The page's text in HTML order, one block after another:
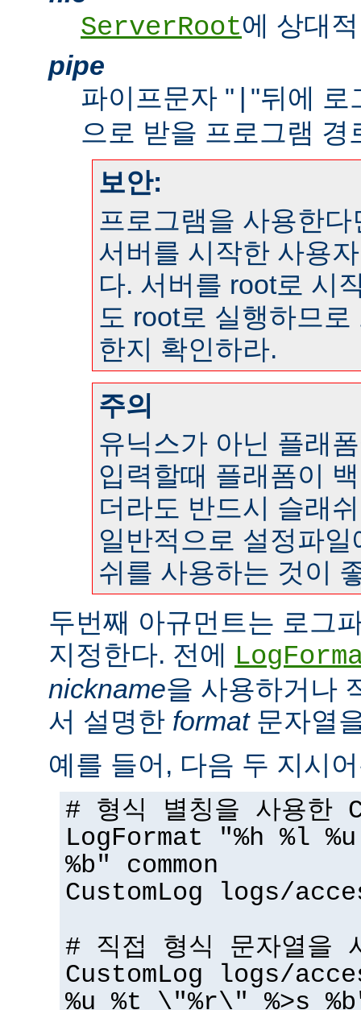
ServerRoot에 상대
pipe
파이프문자 " "뒤에 로
으로 받을 프로그램 경
보안:
프로그램을 사용한
서버를 시작한 사용
다. 서버를 root로 시
도 root로 실행하므
한지 확인하라.
주의
유닉스가 아닌 플래
입력할때 플래폼이
더라도 반드시 슬래
일반적으로 설정파
쉬를 사용하는 것이
두번째 아규먼트는 로그
지정한다. 전에
nickname을 사용하거나
서 설명한 format문자열
예를 들어, 다음 두 지시
# 형식 별칭을 사용한
LogFormat "%h %l
%b" common
CustomLog logs/
# 직접 형식 문자열을
CustomLog logs/
%u %t \"%r\" %>s